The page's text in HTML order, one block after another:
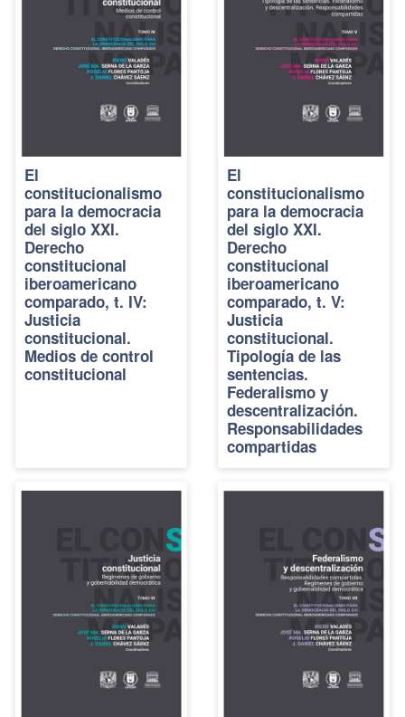
El
constitucionalismo
para la democracia
del siglo XXI.
Derecho
constitucional
iberoamericano
comparado, t. IV:
Justicia
constitucional.
Medios de control
constitucional
El
constitucionalismo
para la democracia
del siglo XXI.
Derecho
constitucional
iberoamericano
comparado, t. V:
Justicia
constitucional.
Tipología de las
sentencias.
Federalismo y
descentralización.
Responsabilidades
compartidas